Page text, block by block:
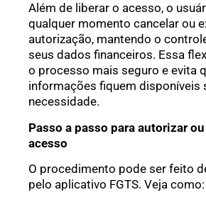
Além de liberar o acesso, o
qualquer momento cancelar ou
autorização, mantendo o
seus dados financeiros. Essa
o processo mais seguro e evita
informações fiquem disponíveis
necessidade.
Passo a passo para autorizar
acesso
O procedimento pode ser feito
pelo aplicativo FGTS. Veja como: